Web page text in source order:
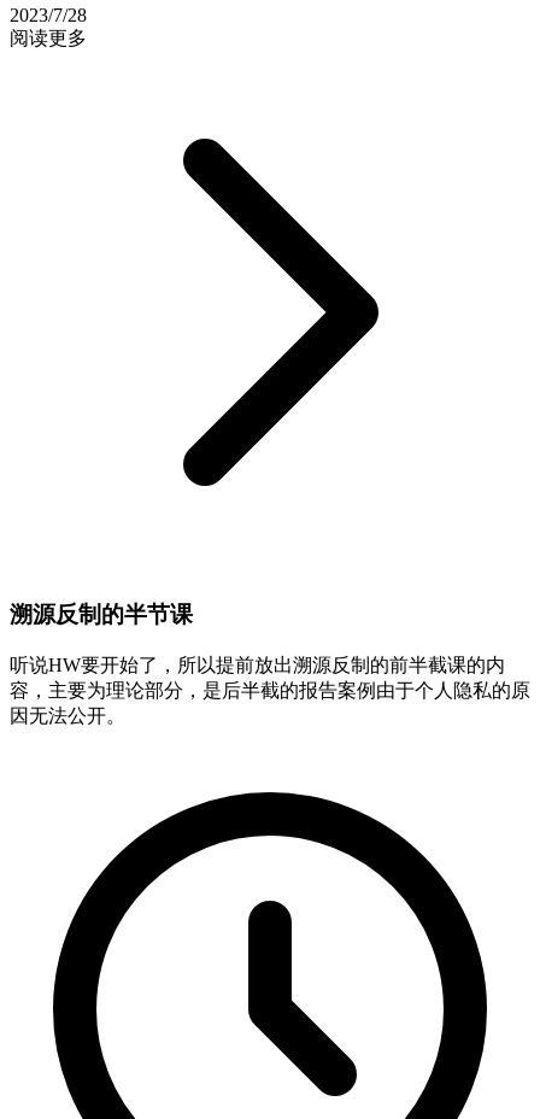
2023/7/28
阅读更多
溯源反制的半节课
听说HW要开始了，所以提前放出溯源反制的前半截课的内
容，主要为理论部分，是后半截的报告案例由于个人隐私的原
因无法公开。